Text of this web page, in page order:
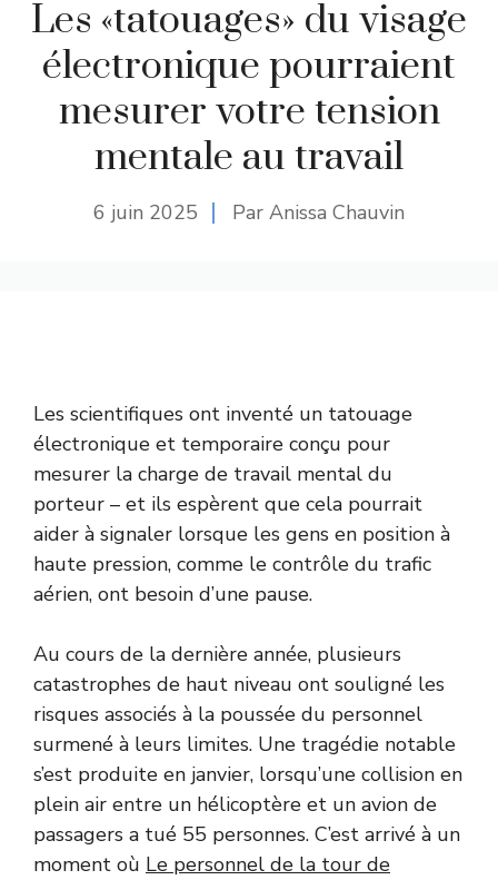
Les «tatouages» du visage
électronique pourraient
mesurer votre tension
mentale au travail
6 juin 2025 Par Anissa Chauvin
Les scientifiques ont inventé un tatouage
électronique et temporaire conçu pour
mesurer la charge de travail mental du
porteur – et ils espèrent que cela pourrait
aider à signaler lorsque les gens en position à
haute pression, comme le contrôle du trafic
aérien, ont besoin d’une pause.
Au cours de la dernière année, plusieurs
catastrophes de haut niveau ont souligné les
risques associés à la poussée du personnel
surmené à leurs limites. Une tragédie notable
s’est produite en janvier, lorsqu’une collision en
plein air entre un hélicoptère et un avion de
passagers a tué 55 personnes. C’est arrivé à un
moment où Le personnel de la tour de